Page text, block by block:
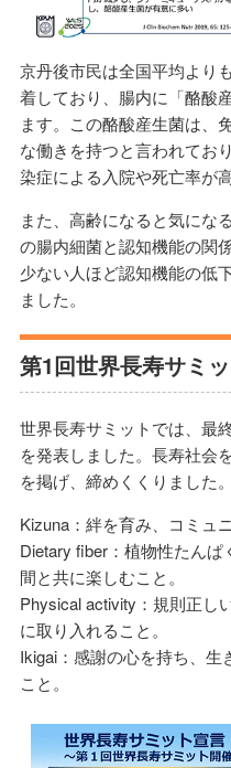
京丹後市民は全国平均より
着しており、腸内に「酪酸
ます。この酪酸産生菌は、
な働きを持つと言われてお
染症による入院や死亡率が
また、高齢になると気にな
の腸内細菌と認知機能の関
少ない人ほど認知機能の低
ました。
第1回世界長寿サミ
世界長寿サミットでは、最
を発表しました。長寿社会
を掲げ、締めくくりました。
Kizuna：絆を育み、コミュ
Dietary fiber：植物性たん
間と共に楽しむこと。
Physical activity：規則正し
に取り入れること。
Ikigai：感謝の心を持ち、生
こと。